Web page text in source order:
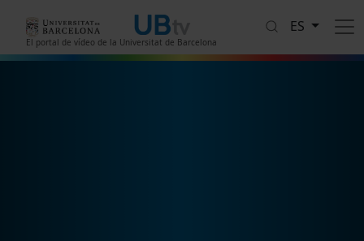
El portal de vídeo de la Universitat de Barcelona
ES